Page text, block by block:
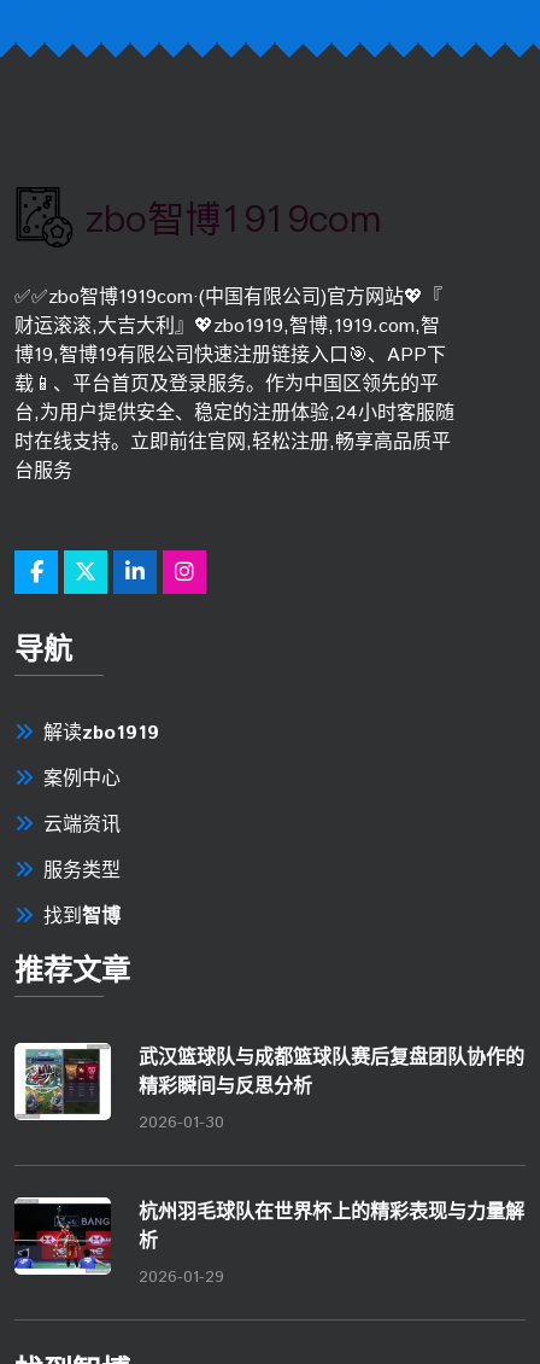
✅✅zbo智博1919com·(中国有限公司)官方网站💖『
财运滚滚,大吉大利』💖zbo1919,智博,1919.com,智
博19,智博19有限公司快速注册链接入口🎯、APP下
载📱、平台首页及登录服务。作为中国区领先的平
台,为用户提供安全、稳定的注册体验,24小时客服随
时在线支持。立即前往官网,轻松注册,畅享高品质平
台服务
导航
解读zbo1919
案例中心
云端资讯
服务类型
找到智博
推荐文章
武汉篮球队与成都篮球队赛后复盘团队协作的
精彩瞬间与反思分析
2026-01-30
杭州羽毛球队在世界杯上的精彩表现与力量解
析
2026-01-29